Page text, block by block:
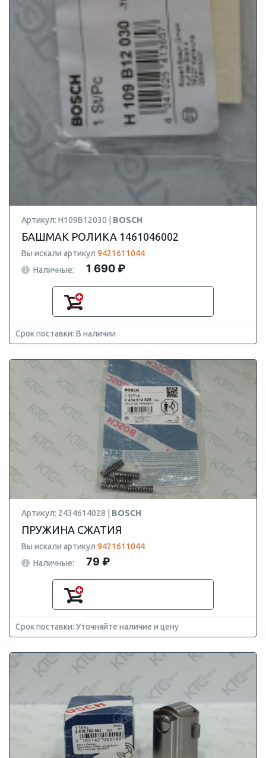
Артикул: H109B12030 | BOSCH
БАШМАК РОЛИКА 1461046002
Вы искали артикул 9421611044
Наличные:
1 690 ₽
Срок поставки: В наличии
Артикул: 2434614028 | BOSCH
ПРУЖИНА СЖАТИЯ
Вы искали артикул 9421611044
Наличные:
79 ₽
Срок поставки: Уточняйте наличие и цену